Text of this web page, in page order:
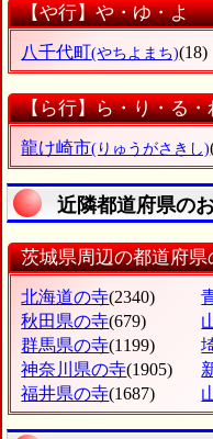
【や行】や・ゆ・よ
八千代町(やちよまち)
【ら行】ら・り・る・
龍け崎市(りゅうがさきし)
近隣都道府県の
茨城県周辺の都道府
北海道の寺(2340)
秋田県の寺(679)
群馬県の寺(1199)
神奈川県の寺(1905)
福井県の寺(1687)